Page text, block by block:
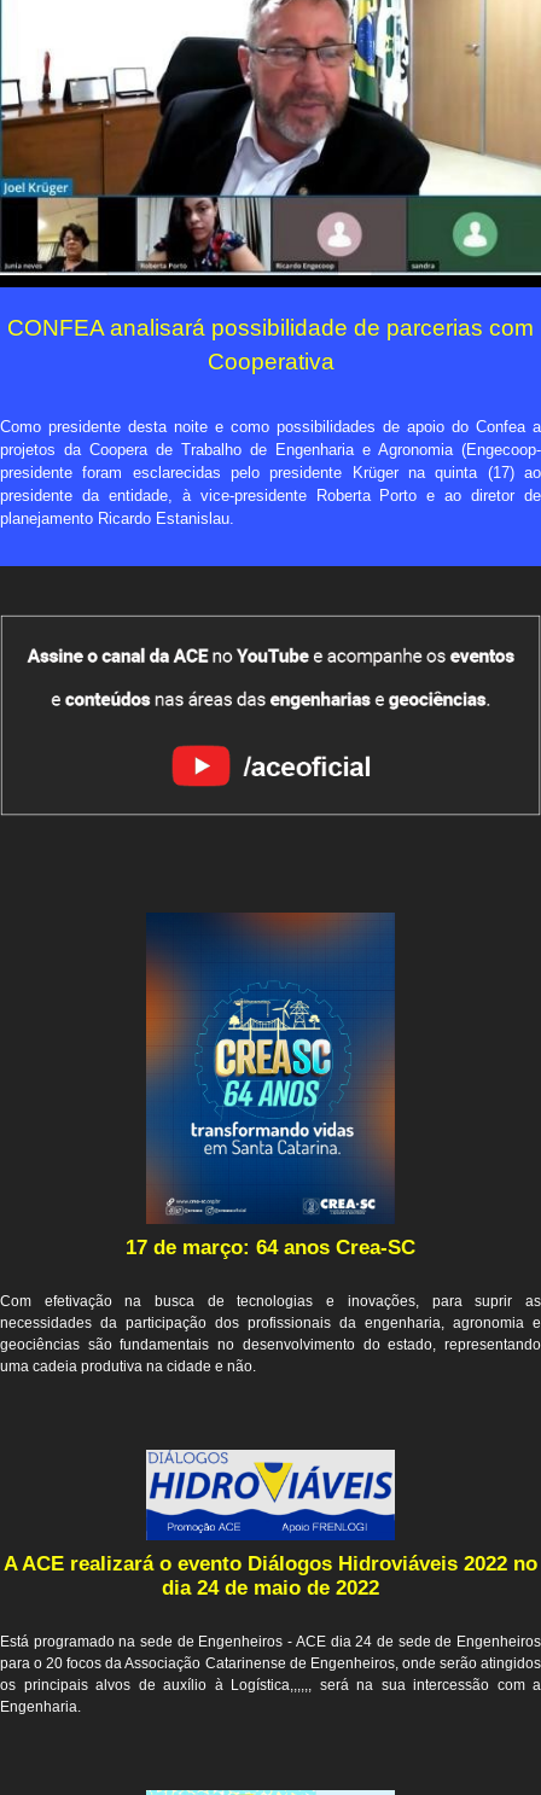
CONFEA analisará possibilidade de parcerias com
Cooperativa
Como presidente desta noite e como possibilidades de apoio do Confea a
projetos da Coopera de Trabalho de Engenharia e Agronomia (Engecoop-
presidente foram esclarecidas pelo presidente Krüger na quinta (17) ao
presidente da entidade, à vice-presidente Roberta Porto e ao diretor de
planejamento Ricardo Estanislau.
17 de março: 64 anos Crea-SC
Com efetivação na busca de tecnologias e inovações, para suprir as
necessidades da participação dos profissionais da engenharia, agronomia e
geociências são fundamentais no desenvolvimento do estado, representando
uma cadeia produtiva na cidade e não.
A ACE realizará o evento Diálogos Hidroviáveis ​​2022 no
dia 24 de maio de 2022
Está programado na sede de Engenheiros - ACE dia 24 de sede de Engenheiros
para o 20 focos da Associação Catarinense de Engenheiros, onde serão atingidos
os principais alvos de auxílio à Logística,,,,,, será na sua intercessão com a
Engenharia.